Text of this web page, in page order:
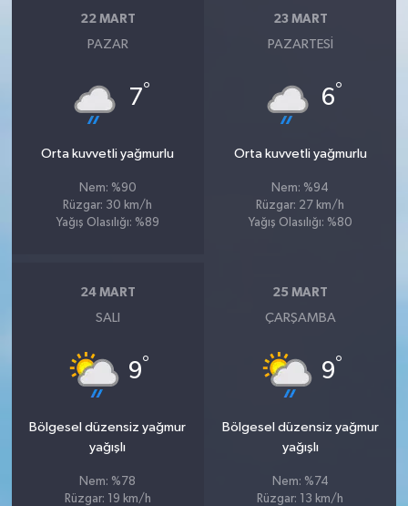
22 MART
PAZAR
7°
Orta kuvvetli yağmurlu
Nem: %90
Rüzgar: 30 km/h
Yağış Olasılığı: %89
23 MART
PAZARTESI
6°
Orta kuvvetli yağmurlu
Nem: %94
Rüzgar: 27 km/h
Yağış Olasılığı: %80
24 MART
SALI
9°
Bölgesel düzensiz yağmur
yağışlı
Nem: %78
Rüzgar: 19 km/h
25 MART
ÇARŞAMBA
9°
Bölgesel düzensiz yağmur
yağışlı
Nem: %74
Rüzgar: 13 km/h